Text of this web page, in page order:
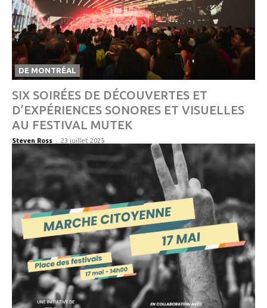
DE MONTRÉAL
SIX SOIRÉES DE DÉCOUVERTES ET
D’EXPÉRIENCES SONORES ET VISUELLES
AU FESTIVAL MUTEK
Steven Ross - 23 juillet 2025